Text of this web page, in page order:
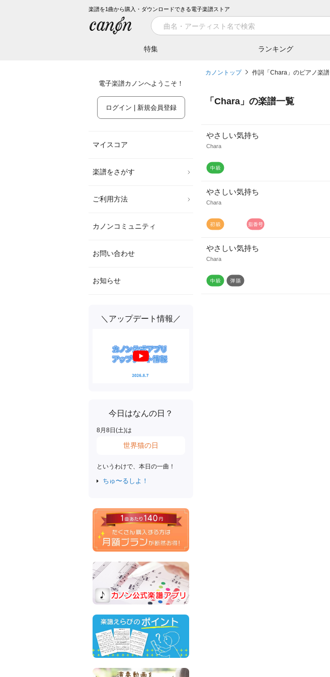
楽譜を1曲から購入・ダウンロードできる電子楽譜ストア
特集 ランキング
電子楽譜カノンへようこそ！
ログイン | 新規会員登録
マイスコア
楽譜をさがす
ご利用方法
カノンコミュニティ
お問い合わせ
お知らせ
＼アップデート情報／
今日はなんの日？
8月 8日(土)は
世界猫の日
というわけで、本日の一曲！
ちゅ〜るしよ！
カノントップ 作詞「Chara」のピアノ楽譜
「 Chara 」の楽譜一覧
やさしい気持ち
Chara
やさしい気持ち
Chara
やさしい気持ち
Chara